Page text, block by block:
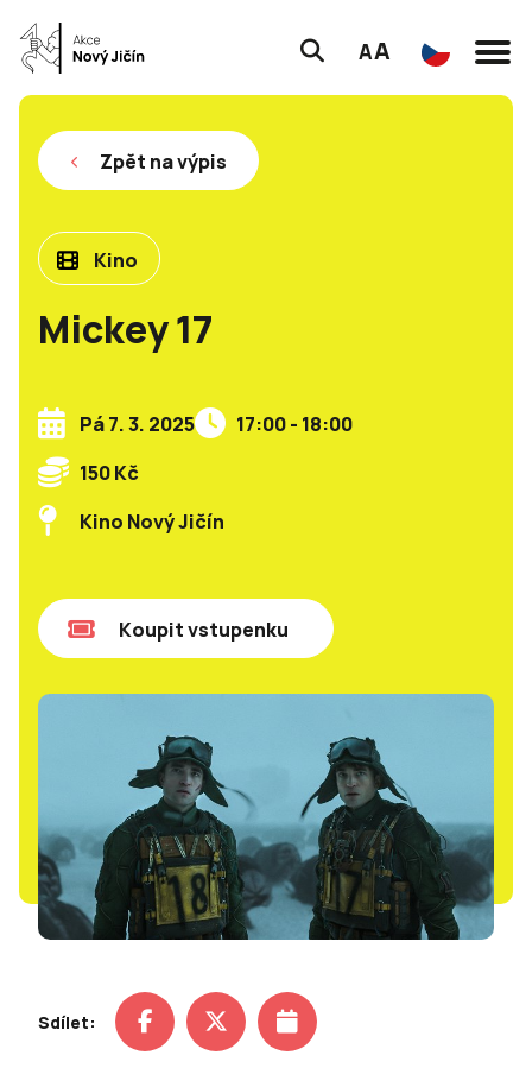
AA
Zpět na výpis
Kino
Mickey 17
Pá 7. 3. 2025
17:00 - 18:00
150 Kč
Kino Nový Jičín
Koupit vstupenku
Sdílet: